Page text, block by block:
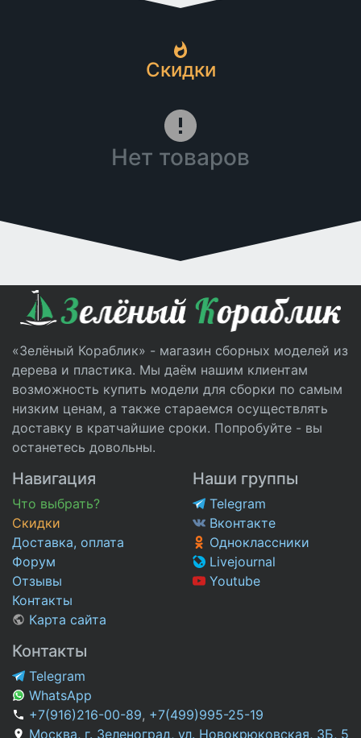
Скидки
Нет товаров
«Зелёный Кораблик» - магазин сборных моделей из
дерева и пластика. Мы даём нашим клиентам
возможность купить модели для сборки по самым
низким ценам, а также стараемся осуществлять
доставку в кратчайшие сроки. Попробуйте - вы
останетесь довольны.
Навигация
Что выбрать?
Скидки
Доставка, оплата
Форум
Отзывы
Контакты
Карта сайта
Наши группы
Telegram
Вконтакте
Одноклассники
Livejournal
Youtube
Контакты
Telegram
WhatsApp
+7(916)216-00-89, +7(499)995-25-19
Москва, г. Зеленоград, ул. Новокрюковская, 3Б, 5